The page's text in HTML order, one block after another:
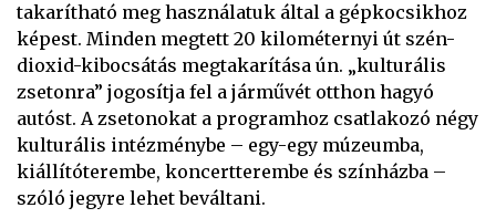
takarítható meg használatuk által a gépkocsikhoz
képest. Minden megtett 20 kilométernyi út szén-
dioxid-kibocsátás megtakarítása ún. „kulturális
zsetonra” jogosítja fel a járművét otthon hagyó
autóst. A zsetonokat a programhoz csatlakozó négy
kulturális intézménybe – egy-egy múzeumba,
kiállítóterembe, koncertterembe és színházba –
szóló jegyre lehet beváltani.